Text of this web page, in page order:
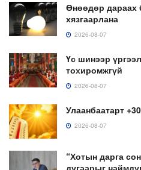
Өнөөдөр дараах
хязгаарлана
2026-08-07
Үс шинээр
тохиромжгүй
2026-08-07
Улаанбаатарт
2026-08-07
“Хотын дарга